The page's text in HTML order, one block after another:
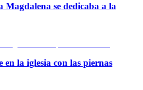
se dedicaba a la
en la iglesia con las piernas